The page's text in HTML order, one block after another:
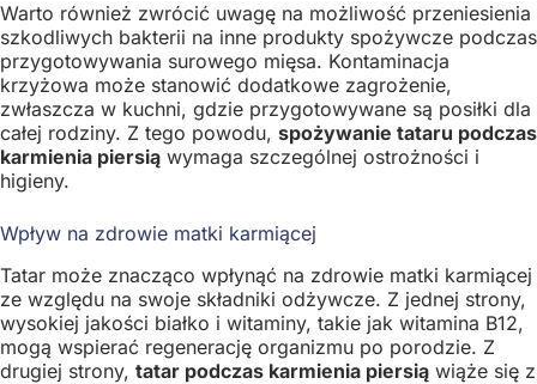
Warto również zwrócić uwagę na możliwość przeniesienia
szkodliwych bakterii na inne produkty spożywcze podczas
przygotowywania surowego mięsa. Kontaminacja
krzyżowa może stanowić dodatkowe zagrożenie,
zwłaszcza w kuchni, gdzie przygotowywane są posiłki dla
całej rodziny. Z tego powodu, spożywanie tataru podczas
karmienia piersią wymaga szczególnej ostrożności i
higieny.
Wpływ na zdrowie matki karmiącej
Tatar może znacząco wpłynąć na zdrowie matki karmiącej
ze względu na swoje składniki odżywcze. Z jednej strony,
wysokiej jakości białko i witaminy, takie jak witamina B12,
mogą wspierać regenerację organizmu po porodzie. Z
drugiej strony, tatar podczas karmienia piersią wiąże się z